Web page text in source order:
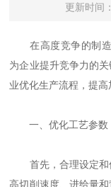
更新时间
在高度竞争的制造业
为企业提升竞争力的关
业优化生产流程，提高
一、优化工艺参数
首先，合理设定和
高切削速度、进给量